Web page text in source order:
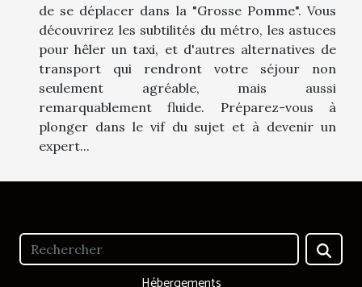
de se déplacer dans la "Grosse Pomme". Vous
découvrirez les subtilités du métro, les astuces
pour hêler un taxi, et d'autres alternatives de
transport qui rendront votre séjour non
seulement agréable, mais aussi
remarquablement fluide. Préparez-vous à
plonger dans le vif du sujet et à devenir un
expert...